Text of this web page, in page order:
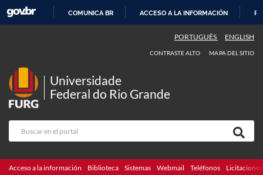
CONTENIDO
COMUNICA BR ACCESO A LA INFORMACIÓN
PORTUGUÊS ENGLISH
CONTRASTE ALTO MAPA DEL SITIO
Universidade
Federal do Rio Grande
Acceso a la información Biblioteca Sistemas Webmail Teléfonos Licitaciones